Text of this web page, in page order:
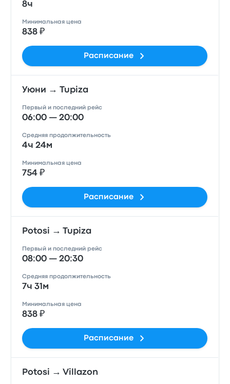
8ч
Минимальная цена
838 ₽
Расписание
Уюни → Tupiza
Первый и последний рейс
06:00 — 20:00
Средняя продолжительность
4ч 24м
Минимальная цена
754 ₽
Расписание
Potosi → Tupiza
Первый и последний рейс
08:00 — 20:30
Средняя продолжительность
7ч 31м
Минимальная цена
838 ₽
Расписание
Potosi → Villazon